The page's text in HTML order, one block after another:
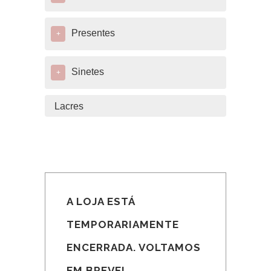
+ Presentes
+ Sinetes
Lacres
A LOJA ESTÁ
TEMPORARIAMENTE
ENCERRADA. VOLTAMOS